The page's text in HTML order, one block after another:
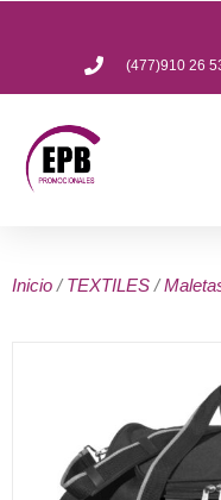
(477)910 26
Inicio /TEXTILES /